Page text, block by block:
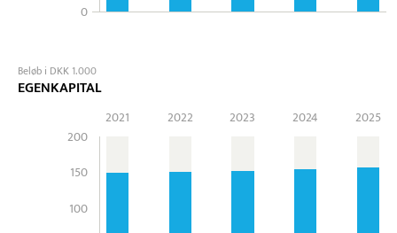
0
Beløb i DKK 1.000
EGENKAPITAL
200
150
100
2021 2022 2023 2024 2025